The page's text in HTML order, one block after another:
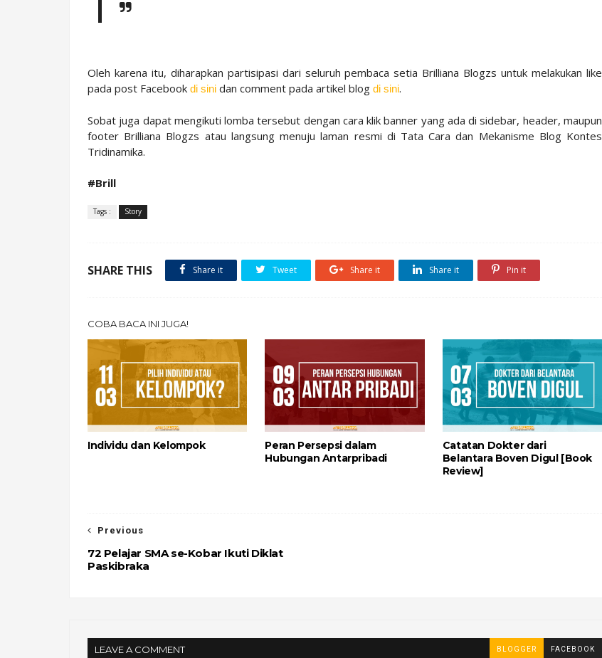
Oleh karena itu, diharapkan partisipasi dari seluruh pembaca setia Brilliana Blogzs untuk melakukan like
pada post Facebook di sini dan comment pada artikel blog di sini.
Sobat juga dapat mengikuti lomba tersebut dengan cara klik banner yang ada di sidebar, header, maupun
footer Brilliana Blogzs atau langsung menuju laman resmi di Tata Cara dan Mekanisme Blog Kontes
Tridinamika.
#Brill
Tags : Story
SHARE THIS Share it Tweet Share it Share it Pin it
COBA BACA INI JUGA!
Individu dan Kelompok
Peran Persepsi dalam
Hubungan Antarpribadi
Catatan Dokter dari
Belantara Boven Digul [Book
Review]
Previous
72 Pelajar SMA se-Kobar Ikuti Diklat
Paskibraka
LEAVE A COMMENT BLOGGER FACEBOOK